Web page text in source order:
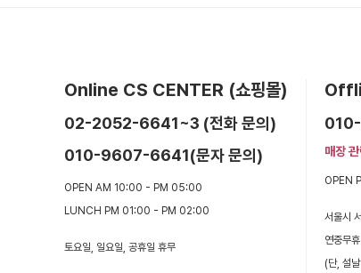
Online CS CENTER (쇼핑몰)
02-2052-6641~3 (전화 문의)
010-9607-6641(문자 문의)
OPEN AM 10:00 - PM 05:00
LUNCH PM 01:00 - PM 02:00
토요일, 일요일, 공휴일 휴무
매장
OPEN
서울시
연중무휴
(단, 설